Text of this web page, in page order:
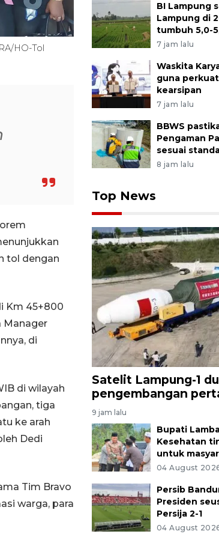
HO-Tol
tol dengan
Km 45+800
Manager
di
di wilayah
tiga
ke arah
Dedi
Tim Bravo
warga, para
BI Lampung
Lampung di
tumbuh 5,0-
7 jam lalu
Waskita
guna
kearsipan
7 jam lalu
BBWS
Pengaman
sesuai
8 jam lalu
Top News
Satelit Lampung-1
pengembangan
9 jam lalu
Bupati
Kesehatan
untuk
04 August 2026
Persib
Presiden
Persija 2-1
04 August